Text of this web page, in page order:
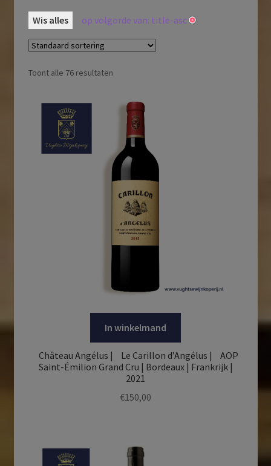
Wis alles op volgorde van: title-asc
Toont alle 76 resultaten
In winkelmand
Château Angélus | Le Carillon d’Angélus | AOP
Saint-Émilion Grand Cru | Bordeaux | Frankrijk |
2021
€150,00